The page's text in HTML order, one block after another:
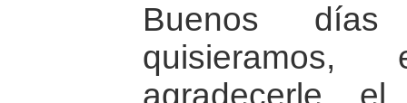
Buenos días
agradecerle